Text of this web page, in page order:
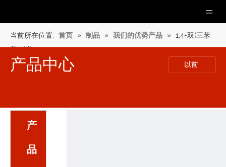
当前所在位置: 首页 » 制品 » 我们的优势产品 » 1,4-双(三苯
基硅)苯
产品中心 以前
产
品